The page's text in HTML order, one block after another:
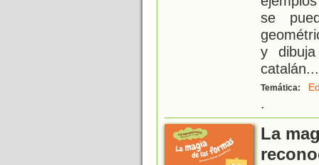
se
y
catalán.
Temática:
.
La